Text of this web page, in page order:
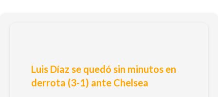
Luis Díaz se quedó sin minutos en
derrota (3-1) ante Chelsea